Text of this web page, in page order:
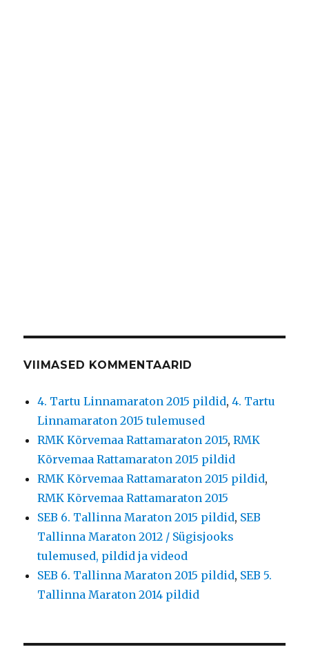
VIIMASED KOMMENTAARID
4. Tartu Linnamaraton 2015 pildid,4. Tartu
Linnamaraton 2015 tulemused
RMK Kõrvemaa Rattamaraton 2015,RMK
Kõrvemaa Rattamaraton 2015 pildid
RMK Kõrvemaa Rattamaraton 2015 pildid,
RMK Kõrvemaa Rattamaraton 2015
SEB 6. Tallinna Maraton 2015 pildid, SEB
Tallinna Maraton 2012 / Sügisjooks
tulemused, pildid ja videod
SEB 6. Tallinna Maraton 2015 pildid, SEB 5.
Tallinna Maraton 2014 pildid